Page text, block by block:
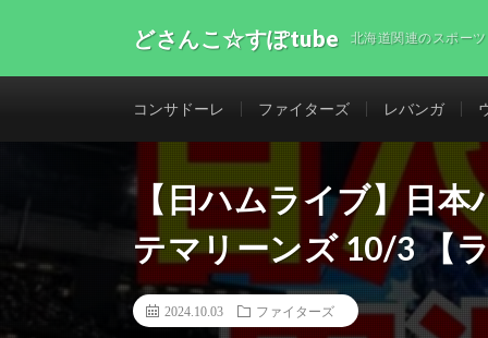
どさんこ☆すぽtube 北海道関連のスポー
コンサドーレ ファイターズ レバンガ
【日ハムライブ】日本
テマリーンズ 10/3 【
2024.10.03 ファイターズ